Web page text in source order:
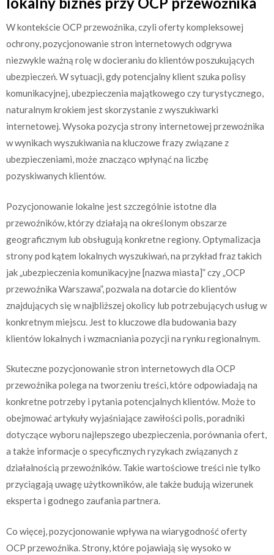
W kontekście OCP przewoźnika, czyli oferty kompleksowej
ochrony, pozycjonowanie stron internetowych odgrywa
niezwykle ważną rolę w docieraniu do klientów poszukujących
ubezpieczeń. W sytuacji, gdy potencjalny klient szuka polisy
komunikacyjnej, ubezpieczenia majątkowego czy turystycznego,
naturalnym krokiem jest skorzystanie z wyszukiwarki
internetowej. Wysoka pozycja strony internetowej przewoźnika
w wynikach wyszukiwania na kluczowe frazy związane z
ubezpieczeniami, może znacząco wpłynąć na liczbę
pozyskiwanych klientów.
Pozycjonowanie lokalne jest szczególnie istotne dla
przewoźników, którzy działają na określonym obszarze
geograficznym lub obsługują konkretne regiony. Optymalizacja
strony pod kątem lokalnych wyszukiwań, na przykład fraz takich
jak „ubezpieczenia komunikacyjne [nazwa miasta]” czy „OCP
przewoźnika Warszawa”, pozwala na dotarcie do klientów
znajdujących się w najbliższej okolicy lub potrzebujących usług w
konkretnym miejscu. Jest to kluczowe dla budowania bazy
klientów lokalnych i wzmacniania pozycji na rynku regionalnym.
Skuteczne pozycjonowanie stron internetowych dla OCP
przewoźnika polega na tworzeniu treści, które odpowiadają na
konkretne potrzeby i pytania potencjalnych klientów. Może to
obejmować artykuły wyjaśniające zawiłości polis, poradniki
dotyczące wyboru najlepszego ubezpieczenia, porównania ofert,
a także informacje o specyficznych ryzykach związanych z
działalnością przewoźników. Takie wartościowe treści nie tylko
przyciągają uwagę użytkowników, ale także budują wizerunek
eksperta i godnego zaufania partnera.
Co więcej, pozycjonowanie wpływa na wiarygodność oferty
OCP przewoźnika. Strony, które pojawiają się wysoko w